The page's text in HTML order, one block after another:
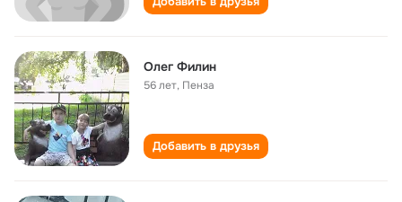
Олег Филин
56 лет, Пенза
Добавить в друзья